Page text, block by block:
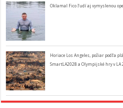
Oklamal Fico ľudí aj vymyslenou
Horiace Los Angeles, požiar podľa
SmartLA2028 a Olympijské hry v LA